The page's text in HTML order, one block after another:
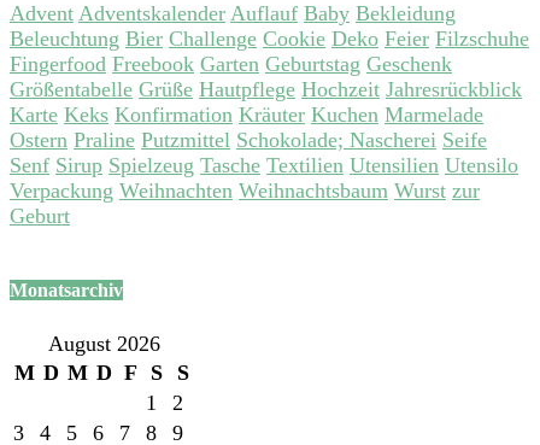
Advent Adventskalender Auflauf Baby Bekleidung
Beleuchtung Bier Challenge Cookie Deko Feier Filzschuhe
Fingerfood Freebook Garten Geburtstag Geschenk
Größentabelle Grüße Hautpflege Hochzeit Jahresrückblick
Karte Keks Konfirmation Kräuter Kuchen Marmelade
Ostern Praline Putzmittel Schokolade; Nascherei Seife
Senf Sirup Spielzeug Tasche Textilien Utensilien Utensilo
Verpackung Weihnachten Weihnachtsbaum Wurst zur
Geburt
Monatsarchiv
August 2026
M D M D F S
S
1
2
3
4 5 6 7 8
9